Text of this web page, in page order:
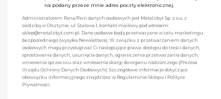
na podany przeze mnie adres poczty elektronicznej.
Administratorem Pana/Pani danych osobowych jest Metalzbyt Sp. z o.o. z
siedzibą w Olsztynie, ul. Stalowa 1, kontakt mailowy pod adresem:
sklep@metalzbyt.com.pl. Dane osobowe będą przetwarzane w celu marketingu
bezpośredniego (wysyłka Newslettera). W związku z przetwarzaniem danych
osobowych mogą przysługiwać Ci następujące prawa: dostępu do treści danych,
sprostowania danych, usunięcia danych, ograniczenia przetwarzania danych,
wniesienia sprzeciwu oraz wniesienia skargi do organu nadzorczego (Prezesa
Urzędu Ochrony Danych Osobowych). Szczegółowe informacje dotyczące
obowiązku informacyjnego znajdziesz w Regulaminie Sklepu i Polityce
Prywatności.